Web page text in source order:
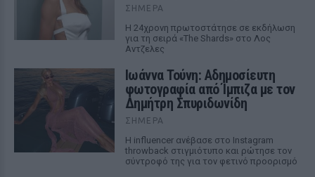
ΣΉΜΕΡΑ
Η 24χρονη πρωτοστάτησε σε εκδήλωση
για τη σειρά «The Shards» στο Λος
Αντζελες
Ιωάννα Τούνη: Αδημοσίευτη
φωτογραφία από Ίμπιζα με τον
Δημήτρη Σπυριδωνίδη
ΣΉΜΕΡΑ
Η influencer ανέβασε στο Instagram
throwback στιγμιότυπο και ρώτησε τον
σύντροφό της για τον φετινό προορισμό